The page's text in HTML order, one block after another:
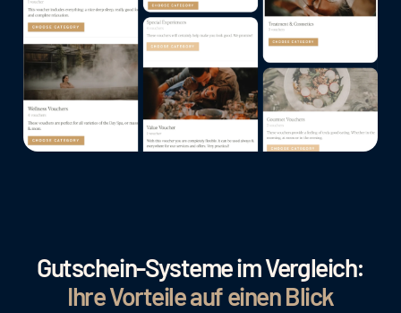
Gutschein-Systeme im Vergleich:
Ihre Vorteile auf einen Blick